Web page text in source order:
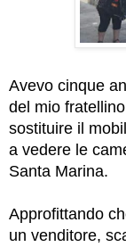
Avevo cinque
del mio
sostituire il
a vedere le
Santa Marina.
Approfittando
un venditore,